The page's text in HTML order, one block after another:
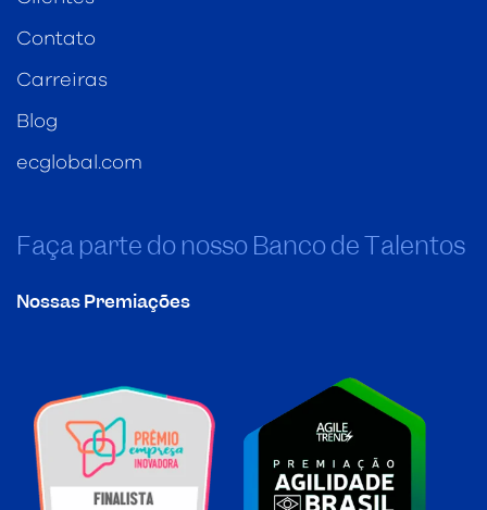
Contato
Carreiras
Blog
ecglobal.com
Faça parte do nosso Banco de Talentos
Nossas Premiações